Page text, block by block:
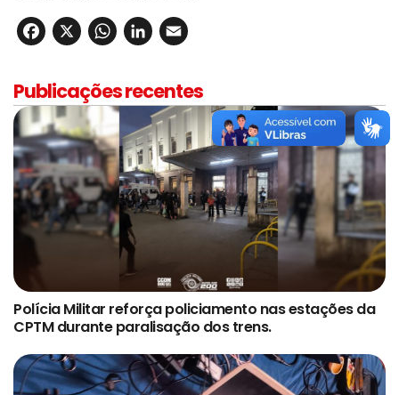
Facebook
X WhatsApp
LinkedIn
Publicações recentes
Polícia Militar reforça policiamento nas estações da
CPTM durante paralisação dos trens.